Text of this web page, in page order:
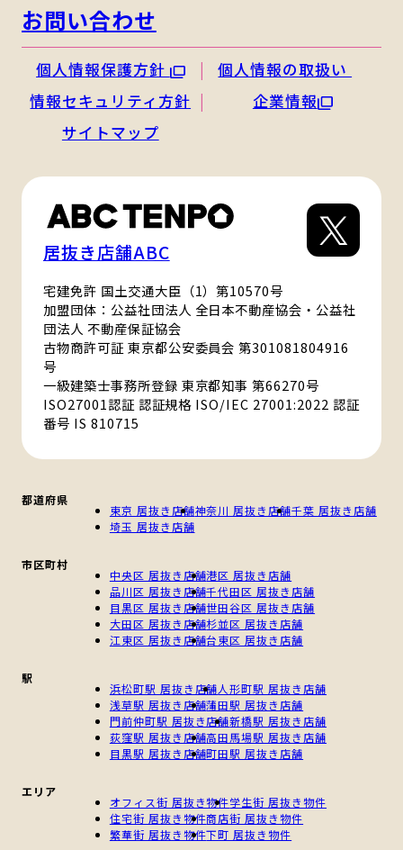
お問い合わせ
個人情報保護方針
個人情報の取扱い
情報セキュリティ方針
企業情報
サイトマップ
居抜き店舗ABC
宅建免許 国土交通大臣（1）第10570号
加盟団体：公益社団法人 全日本不動産協会・公益社
団法人 不動産保証協会
古物商許可証 東京都公安委員会 第301081804916
号
一級建築士事務所登録 東京都知事 第66270号
ISO27001認証 認証規格 ISO/IEC 27001:2022 認証
番号 IS 810715
都道府県
東京 居抜き店舗神奈川 居抜き店舗千葉 居抜き店舗
埼玉 居抜き店舗
市区町村
中央区 居抜き店舗港区 居抜き店舗
品川区 居抜き店舗千代田区 居抜き店舗
目黒区 居抜き店舗世田谷区 居抜き店舗
大田区 居抜き店舗杉並区 居抜き店舗
江東区 居抜き店舗台東区 居抜き店舗
駅
浜松町駅 居抜き店舗人形町駅 居抜き店舗
浅草駅 居抜き店舗蒲田駅 居抜き店舗
門前仲町駅 居抜き店舗新橋駅 居抜き店舗
荻窪駅 居抜き店舗高田馬場駅 居抜き店舗
目黒駅 居抜き店舗町田駅 居抜き店舗
エリア
オフィス街 居抜き物件学生街 居抜き物件
住宅街 居抜き物件商店街 居抜き物件
繁華街 居抜き物件下町 居抜き物件